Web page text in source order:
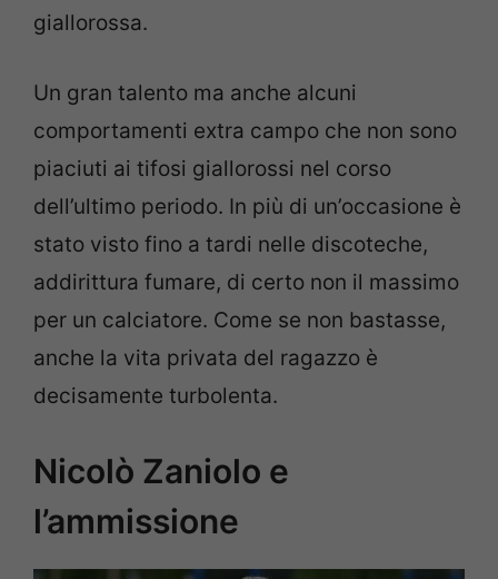
giallorossa.
Un gran talento ma anche alcuni
comportamenti extra campo che non sono
piaciuti ai tifosi giallorossi nel corso
dell’ultimo periodo. In più di un’occasione è
stato visto fino a tardi nelle discoteche,
addirittura fumare, di certo non il massimo
per un calciatore. Come se non bastasse,
anche la vita privata del ragazzo è
decisamente turbolenta.
Nicolò Zaniolo e
l’ammissione